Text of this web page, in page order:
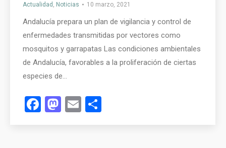
Actualidad Noticias 10 marzo, 2021
Andalucía prepara un plan de vigilancia y control de
enfermedades transmitidas por vectores como
mosquitos y garrapatas Las condiciones ambientales
de Andalucía, favorables a la proliferación de ciertas
especies de…
Facebook
Mastodon
Email